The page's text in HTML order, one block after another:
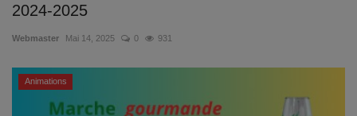
2024-2025
Webmaster Mai 14, 2025 0 931
Animations